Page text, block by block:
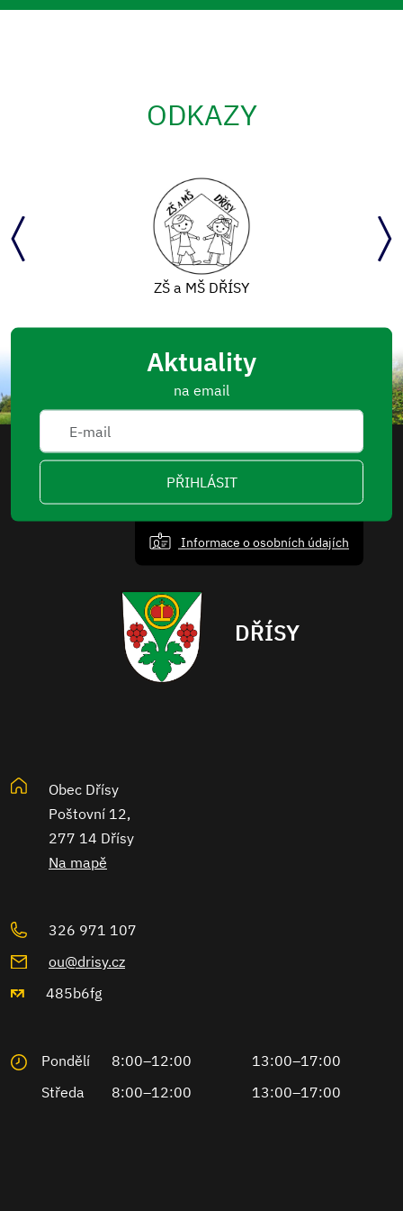
ODKAZY
ZŠ a MŠ DŘÍSY
Aktuality
na email
PŘIHLÁSIT
Informace o osobních údajích
DŘÍSY
Obec Dřísy
Poštovní 12,
277 14 Dřísy
Na mapě
326 971 107
ou@drisy.cz
485b6fg
Pondělí 8:00–12:00
13:00–17:00
Středa
8:00–12:00 13:00–17:00